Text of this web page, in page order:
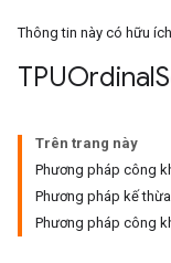
Thông tin này có hữu
TPUOrdinal
Trên trang này
Phương pháp công
Phương pháp kế thừa
Phương pháp công